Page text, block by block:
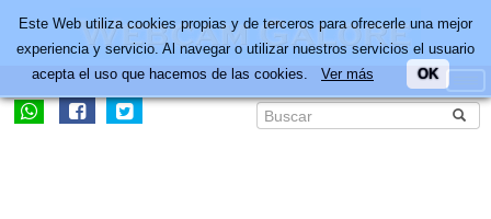
Este Web utiliza cookies propias y de terceros para ofrecerle una mejor
experiencia y servicio. Al navegar o utilizar nuestros servicios el usuario
acepta el uso que hacemos de las cookies. Ver más OK